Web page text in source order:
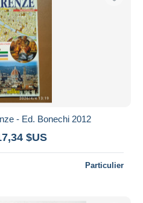
- Ed. Bonechi 2012
$US
Particulier